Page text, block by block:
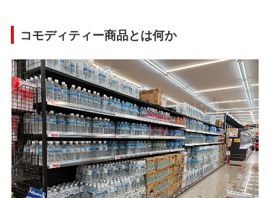
コモディティー商品とは何か